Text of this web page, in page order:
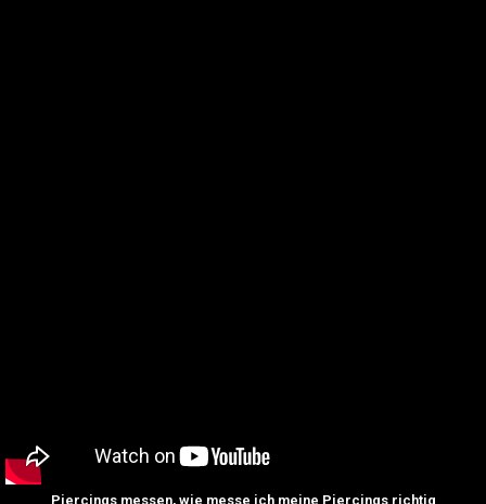
Piercings messen, wie messe ich meine Piercings richtig